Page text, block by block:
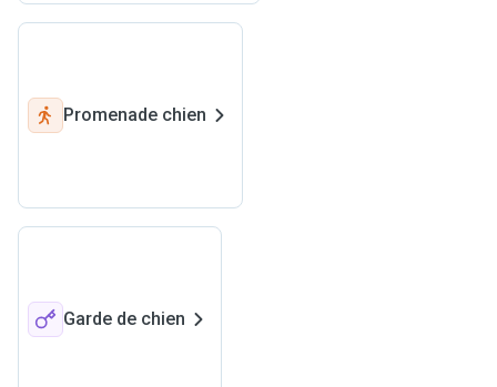
Promenade chien
Garde de chien